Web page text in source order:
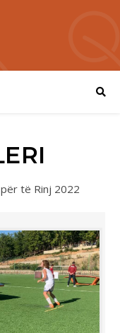
të Rinj 2022